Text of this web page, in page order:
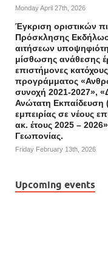
Monday April 27th, 2026
Έγκριση οριστικών
Πρόσκλησης
αιτήσεων
μίσθωσης ανάθεσης
επιστήμονες
προγράμματος
συνοχή 2021-2027»,
Ανώτατη Εκπαίδευση
εμπειρίας σε νέους
ακ. έτους 2025 –
Γεωπονίας.
Friday February 13th, 2026
Upcoming events